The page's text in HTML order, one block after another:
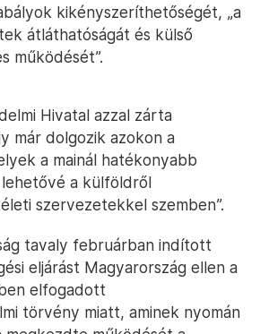
kikényszeríthetőségét, „a
átláthatóságát és külső
működését”.
Hivatal azzal zárta
már dolgozik azokon a
a mainál hatékonyabb
a külföldről
szervezetekkel szemben”.
tavaly februárban indított
eljárást Magyarország ellen a
elfogadott
törvény miatt, aminek nyomán